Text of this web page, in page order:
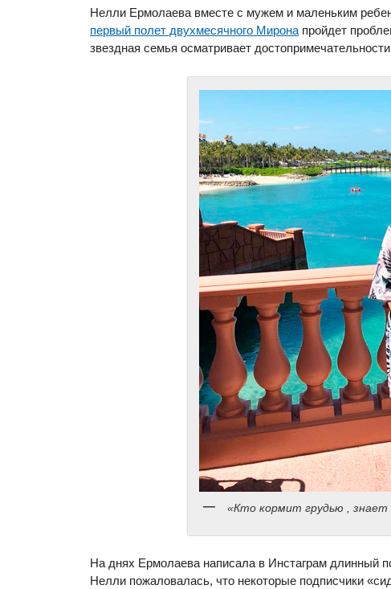
Нелли Ермолаева вместе с мужем и маленьким
первый полет двухмесячного Мирона пройдет
звездная семья осматривает
«Кто кормит грудью , знает
На днях Ермолаева написала в Инстаграм длинный
Нелли пожаловалась, что некоторые подписчики